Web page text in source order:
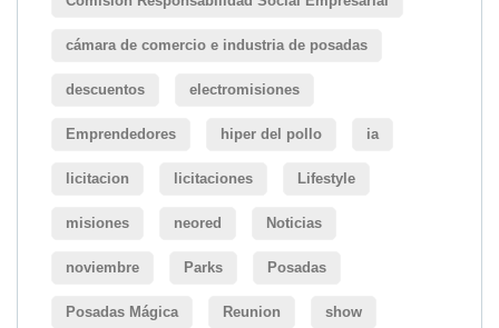
cámara de comercio e industria de posadas
descuentos electromisiones
Emprendedores hiper del pollo ia
licitacion licitaciones Lifestyle
misiones neored Noticias
noviembre Parks Posadas
Posadas Mágica Reunion show